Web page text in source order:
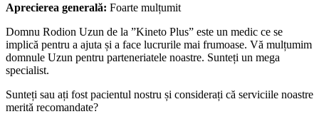
Aprecierea generală: Foarte mulțumit
Domnu Rodion Uzun de la ”Kineto Plus” este un medic ce se
implică pentru a ajuta și a face lucrurile mai frumoase. Vă mulțumim
domnule Uzun pentru parteneriatele noastre. Sunteți un mega
specialist.
Sunteți sau ați fost pacientul nostru și considerați că serviciile noastre
merită recomandate?